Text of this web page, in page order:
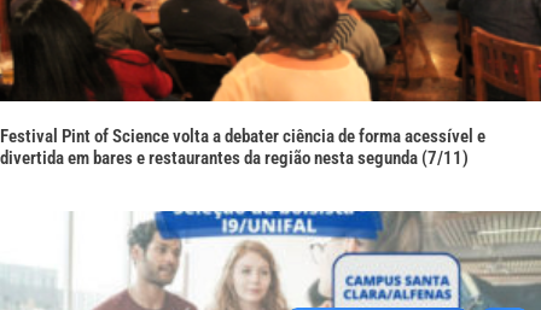
Festival Pint of Science volta a debater ciência de forma acessível e
divertida em bares e restaurantes da região nesta segunda (7/11)